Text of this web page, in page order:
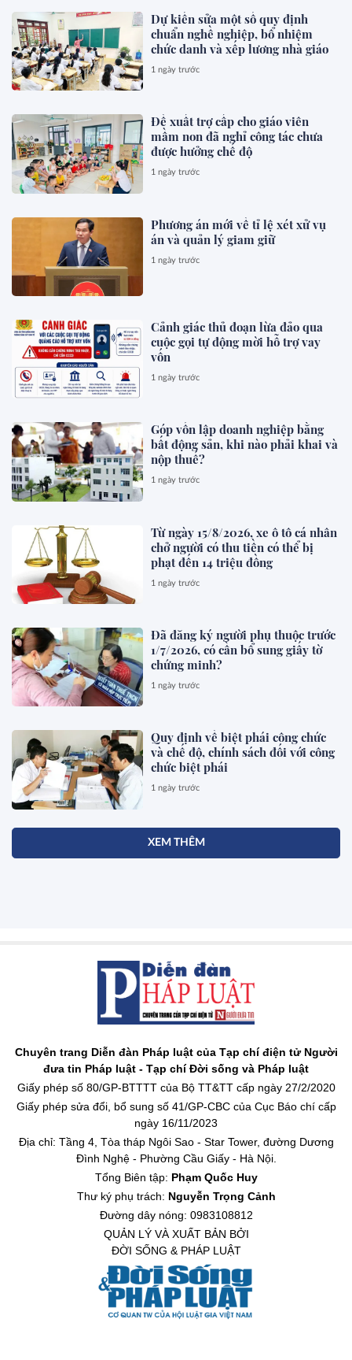
Dự kiến sửa một số quy định
chuẩn nghề nghiệp, bổ nhiệm
chức danh và xếp lương nhà giáo
1 ngày trước
Đề xuất trợ cấp cho giáo viên
mầm non đã nghỉ công tác chưa
được hưởng chế độ
1 ngày trước
Phương án mới về tỉ lệ xét xử vụ
án và quản lý giam giữ
1 ngày trước
Cảnh giác thủ đoạn lừa đảo qua
cuộc gọi tự động mời hỗ trợ vay
vốn
1 ngày trước
Góp vốn lập doanh nghiệp bằng
bất động sản, khi nào phải khai và
nộp thuế?
1 ngày trước
Từ ngày 15/8/2026, xe ô tô cá nhân
chở người có thu tiền có thể bị
phạt đến 14 triệu đồng
1 ngày trước
Đã đăng ký người phụ thuộc trước
1/7/2026, có cần bổ sung giấy tờ
chứng minh?
1 ngày trước
Quy định về biệt phái công chức
và chế độ, chính sách đối với công
chức biệt phái
1 ngày trước
XEM THÊM
Chuyên trang Diễn đàn Pháp luật của Tạp chí điện tử Người
đưa tin Pháp luật - Tạp chí Đời sống và Pháp luật
Giấy phép số 80/GP-BTTTT của Bộ TT&TT cấp ngày 27/2/2020
Giấy phép sửa đổi, bổ sung số 41/GP-CBC của Cục Báo chí cấp
ngày 16/11/2023
Địa chỉ: Tầng 4, Tòa tháp Ngôi Sao - Star Tower, đường Dương
Đình Nghệ - Phường Cầu Giấy - Hà Nội.
Tổng Biên tập: Phạm Quốc Huy
Thư ký phụ trách: Nguyễn Trọng Cảnh
Đường dây nóng: 0983108812
QUẢN LÝ VÀ XUẤT BẢN BỞI
ĐỜI SỐNG & PHÁP LUẬT